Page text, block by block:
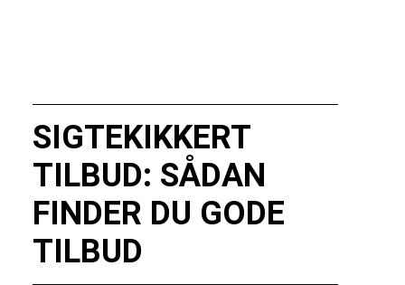
SIGTEKIKKERT
TILBUD: SÅDAN
FINDER DU GODE
TILBUD